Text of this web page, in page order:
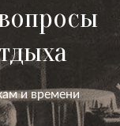
и времени